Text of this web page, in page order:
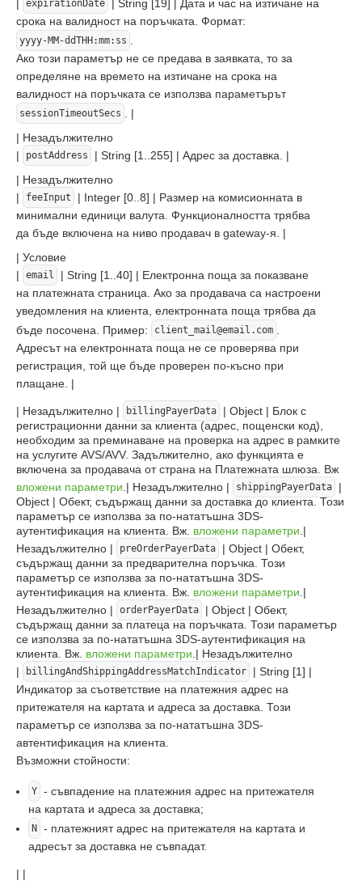
|
expirationDate
| String [19] | Дата и час на изтичане на
срока на валидност на поръчката. Формат:
yyyy-MM-ddTHH:mm:ss
Ако този параметър не се предава в заявката, то за
определяне на времето на изтичане на срока на
валидност на поръчката се използва параметърът
sessionTimeoutSecs
. |
| Незадължително
|
postAddress
| String [1..255] | Адрес за доставка. |
| Незадължително
|
feeInput
| Integer [0..8] | Размер на комисионната в
минимални единици валута. Функционалността трябва
да бъде включена на ниво продавач в gateway-я. |
| Условие
|
email
| String [1..40] | Електронна поща за показване
на платежната страница. Ако за продавача са настроени
уведомления на клиента, електронната поща трябва да
бъде посочена. Пример:
client_mail@email.com
Адресът на електронната поща не се проверява при
регистрация, той ще бъде проверен по-късно при
плащане. |
| Незадължително | billingPayerData
| Object | Блок с
регистрационни данни за клиента (адрес, пощенски код),
необходим за преминаване на проверка на адрес в рамките
на услугите AVS/AVV. Задължително, ако функцията е
включена за продавача от страна на Платежната шлюза. Вж
вложени параметри .| Незадължително | shippingPayerData
|
Object | Обект, съдържащ данни за доставка до клиента. Този
параметър се използва за по-нататъшна 3DS-
аутентификация на клиента. Вж. вложени параметри .|
Незадължително |
preOrderPayerData
| Object | Обект,
съдържащ данни за предварителна поръчка. Този
параметър се използва за по-нататъшна 3DS-
аутентификация на клиента. Вж. вложени параметри .|
Незадължително |
orderPayerData
| Object | Обект,
съдържащ данни за платеца на поръчката. Този параметър
се използва за по-нататъшна 3DS-аутентификация на
клиента. Вж. вложени параметри .| Незадължително
|
billingAndShippingAddressMatchIndicator
| String [1] |
Индикатор за съответствие на платежния адрес на
притежателя на картата и адреса за доставка. Този
параметър се използва за по-нататъшна 3DS-
автентификация на клиента.
Възможни стойности:
Y - съвпадение на платежния адрес на притежателя
на картата и адреса за доставка;
N - платежният адрес на притежателя на картата и
адресът за доставка не съвпадат.
| |